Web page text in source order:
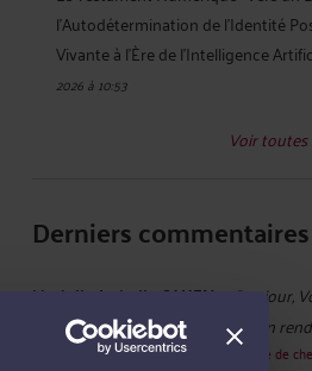
l'Autodétermination de l'Identité
Vivante à l'Ère de l'Intelligence
2026 à 10:53
Voir
Derniers commentaires
Murielle-Isabelle CAHEN :
« Bonjour,
à fait me demander de prendre un
Le 22 juin 2026 à 14:37surLe dépôt-vente de